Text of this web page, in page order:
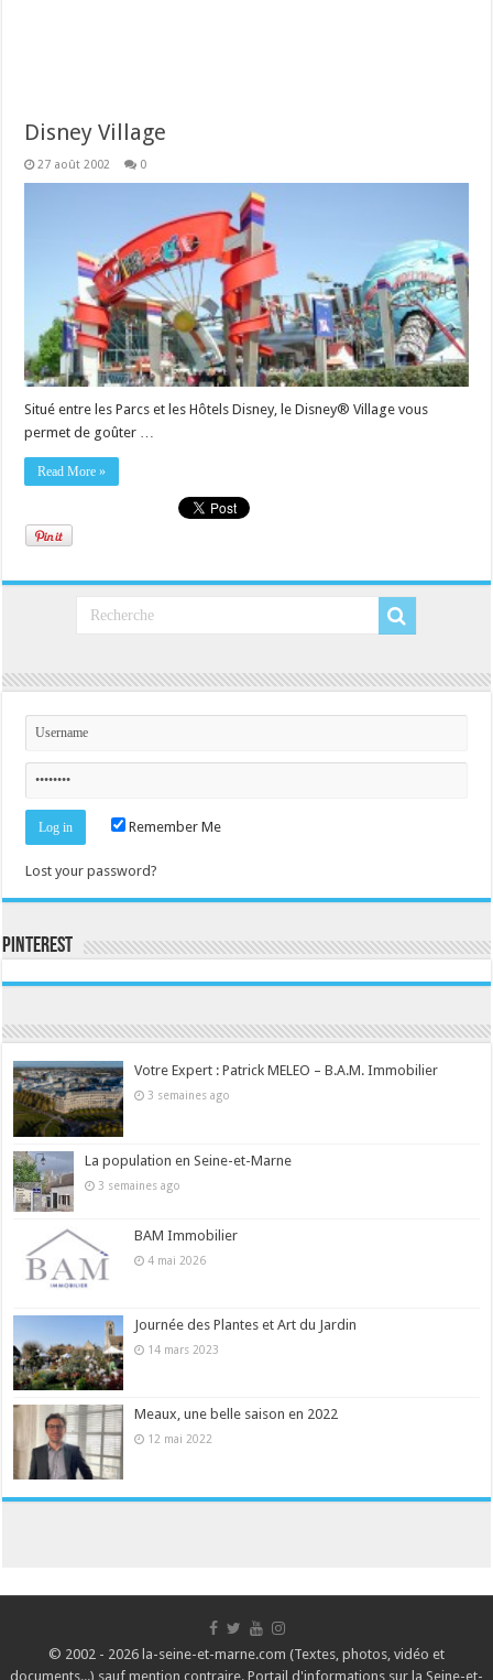
Disney Village
27 août 2002 0
Situé entre les Parcs et les Hôtels Disney, le Disney® Village vous
permet de goûter …
Read More »
Remember Me
Lost your password?
Pinterest
Votre Expert : Patrick MELEO – B.A.M. Immobilier
3 semaines ago
La population en Seine-et-Marne
3 semaines ago
BAM Immobilier
4 mai 2026
Journée des Plantes et Art du Jardin
14 mars 2023
Meaux, une belle saison en 2022
12 mai 2022
© 2002 - 2026 la-seine-et-marne.com (Textes, photos, vidéo et
documents...) sauf mention contraire. Portail d'informations sur la Seine-et-